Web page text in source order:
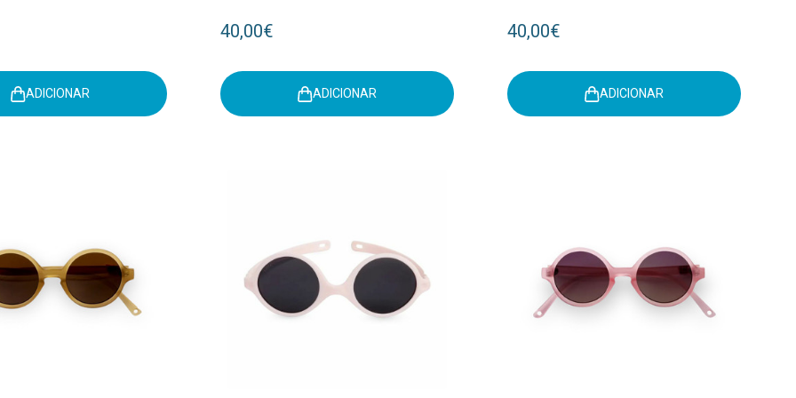
ADICIONAR
40,00€
ADICIONAR
40,00€
ADICIONAR